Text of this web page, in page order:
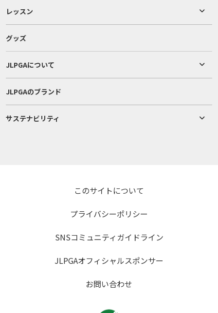
レッスン
グッズ
JLPGAについて
JLPGAのブランド
サステナビリティ
このサイトについて
プライバシーポリシー
SNSコミュニティガイドライン
JLPGAオフィシャルスポンサー
お問い合わせ